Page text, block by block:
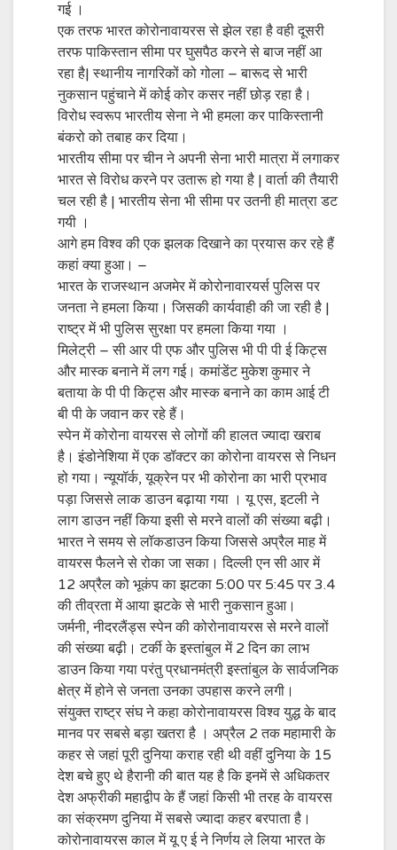
गई ।
एक तरफ भारत कोरोनावायरस से झेल रहा है वही दूसरी
तरफ पाकिस्तान सीमा पर घुसपैठ करने से बाज नहीं आ
रहा है| स्थानीय नागरिकों को गोला – बारूद से भारी
नुकसान पहुंचाने में कोई कोर कसर नहीं छोड़ रहा है।
विरोध स्वरूप भारतीय सेना ने भी हमला कर पाकिस्तानी
बंकरो को तबाह कर दिया।
भारतीय सीमा पर चीन ने अपनी सेना भारी मात्रा में लगाकर
भारत से विरोध करने पर उतारू हो गया है | वार्ता की तैयारी
चल रही है | भारतीय सेना भी सीमा पर उतनी ही मात्रा डट
गयी ।
आगे हम विश्व की एक झलक दिखाने का प्रयास कर रहे हैं
कहां क्या हुआ। –
भारत के राजस्थान अजमेर में कोरोनावारयर्स पुलिस पर
जनता ने हमला किया। जिसकी कार्यवाही की जा रही है |
राष्ट्र में भी पुलिस सुरक्षा पर हमला किया गया ।
मिलेट्री – सी आर पी एफ और पुलिस भी पी पी ई किट्स
और मास्क बनाने में लग गई। कमांडेंट मुकेश कुमार ने
बताया के पी पी किट्स और मास्क बनाने का काम आई टी
बी पी के जवान कर रहे हैं।
स्पेन में कोरोना वायरस से लोगों की हालत ज्यादा खराब
है। इंडोनेशिया में एक डॉक्टर का कोरोना वायरस से निधन
हो गया। न्यूयॉर्क, यूक्रेन पर भी कोरोना का भारी प्रभाव
पड़ा जिससे लाक डाउन बढ़ाया गया । यू एस, इटली ने
लाग डाउन नहीं किया इसी से मरने वालों की संख्या बढ़ी।
भारत ने समय से लॉकडाउन किया जिससे अप्रैल माह में
वायरस फैलने से रोका जा सका। दिल्ली एन सी आर में
12 अप्रैल को भूकंप का झटका 5:00 पर 5:45 पर 3.4
की तीव्रता में आया झटके से भारी नुकसान हुआ।
जर्मनी, नीदरलैंड्स स्पेन की कोरोनावायरस से मरने वालों
की संख्या बढ़ी। टर्की के इस्तांबुल में 2 दिन का लाभ
डाउन किया गया परंतु प्रधानमंत्री इस्तांबुल के सार्वजनिक
क्षेत्र में होने से जनता उनका उपहास करने लगी।
संयुक्त राष्ट्र संघ ने कहा कोरोनावायरस विश्व युद्ध के बाद
मानव पर सबसे बड़ा खतरा है । अप्रैल 2 तक महामारी के
कहर से जहां पूरी दुनिया कराह रही थी वहीं दुनिया के 15
देश बचे हुए थे हैरानी की बात यह है कि इनमें से अधिकतर
देश अफ्रीकी महाद्वीप के हैं जहां किसी भी तरह के वायरस
का संक्रमण दुनिया में सबसे ज्यादा कहर बरपाता है।
कोरोनावायरस काल में यू ए ई ने निर्णय ले लिया भारत के